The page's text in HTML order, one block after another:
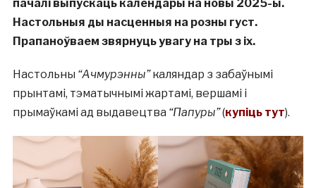
пачалі выпускаць календары на новы 2025-ы.
Настольныя ды насценныя на розны густ.
Прапаноўваем звярнуць увагу на тры з іх.
Настольны “Ачмурэнны”каляндар з забаўнымі
прынтамі, тэматычнымі жартамі, вершамі і
прымаўкамі ад выдавецтва “Папуры”(купіць тут).